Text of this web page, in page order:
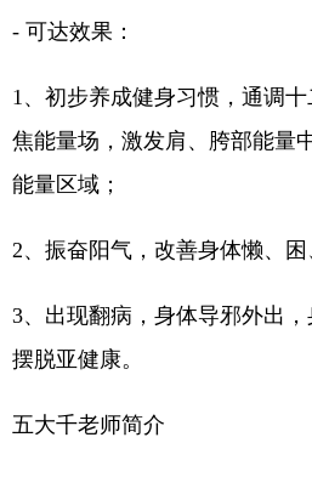
- 可达效果：
1、初步养成健身习惯，通调
焦能量场，激发肩、胯部能量
能量区域；
2、振奋阳气，改善身体懒、困
3、出现翻病，身体导邪外出，
摆脱亚健康。
五大千老师简介